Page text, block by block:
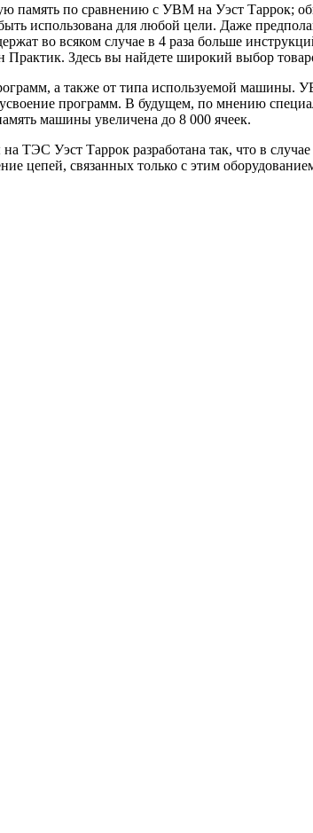
по сравнению с УВМ на Уэст Таррок;
использована для любой цели. Даже
во всяком случае в 4 раза больше
Практик. Здесь вы найдете широкий выбор
а также от типа используемой
программ. В будущем, по мнению
машины увеличена до 8 000 ячеек.
ТЭС Уэст Таррок разработана так, что в
цепей, связанных только с этим